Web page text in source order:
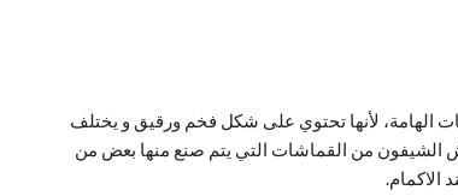
الهامة، لأنها تحتوي على شكل فخم ورقيق و يختلف
الشيفون من القماشات التي يتم صنع منها بعض من